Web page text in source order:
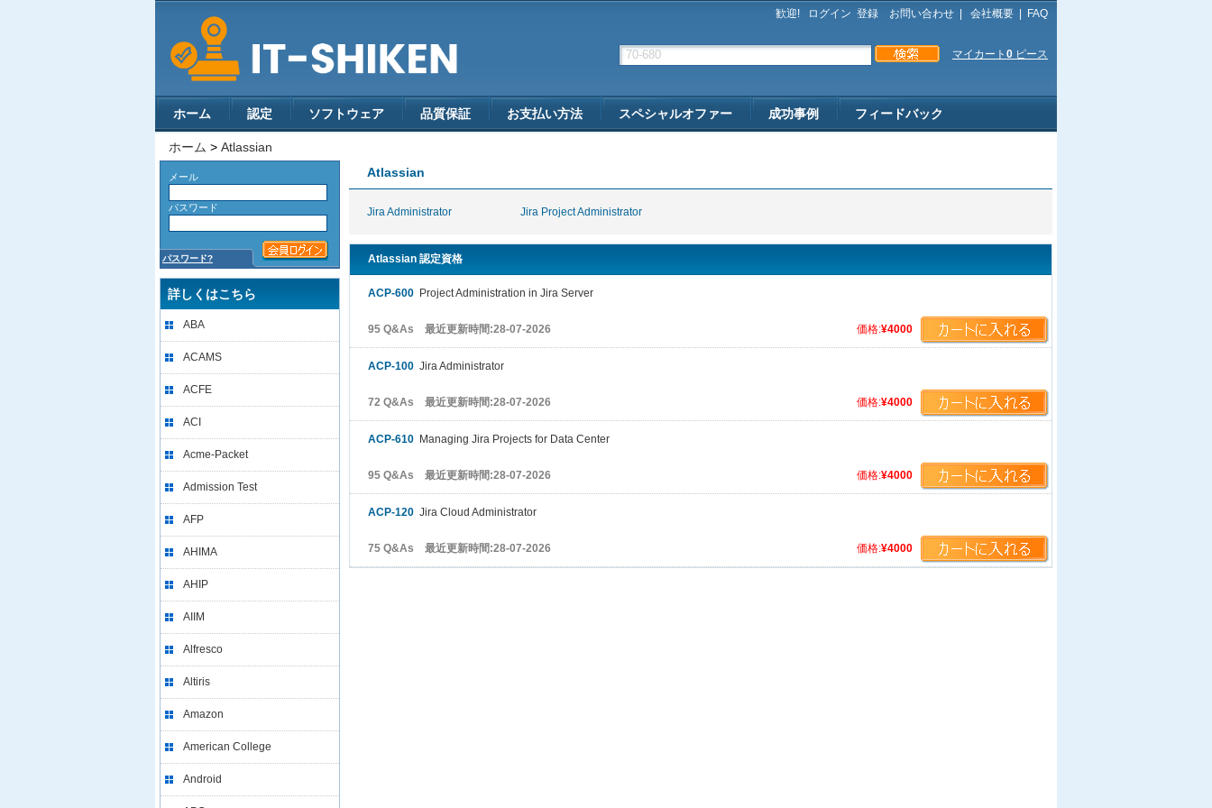
歓迎! ログイン 登録 お問い合わせ 会社概要 FAQ
マイカート 0 ピース
ホーム 認定 ソフトウェア 品質保証 お支払い方法 スペシャルオファー 成功事例 フィードバック
ホーム > Atlassian
メール
パスワード
パスワード?
詳しくはこちら
ABA
ACAMS
ACFE
ACI
Acme-Packet
Admission Test
AFP
AHIMA
AHIP
AIIM
Alfresco
Altiris
Amazon
American College
Android
Atlassian
Jira Administrator Jira Project Administrator
Atlassian 認定資格
ACP-600 Project Administration in Jira Server
価格:¥4000
95 Q&As 最近更新時間:28-07-2026
ACP-100 Jira Administrator
価格:¥4000
72 Q&As 最近更新時間:28-07-2026
ACP-610 Managing Jira Projects for Data Center
価格:¥4000
95 Q&As 最近更新時間:28-07-2026
ACP-120 Jira Cloud Administrator
価格:¥4000
75 Q&As 最近更新時間:28-07-2026